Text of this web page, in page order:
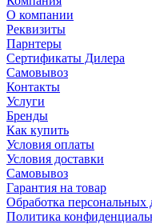
О компании
Реквизиты
Парнтеры
Сертификаты Дилера
Самовывоз
Контакты
Услуги
Бренды
Как купить
Условия оплаты
Условия доставки
Самовывоз
Гарантия на товар
Обработка персональных
Политика